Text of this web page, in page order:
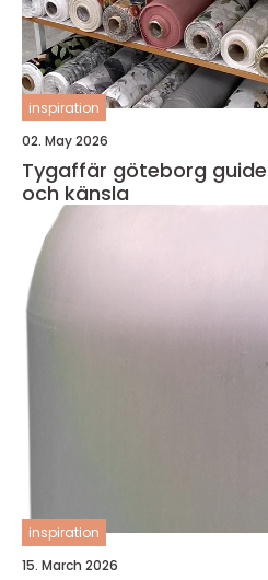
inspiration
02. May 2026
Tygaffär göteborg guide till rätt tyg, form
och känsla
inspiration
15. March 2026